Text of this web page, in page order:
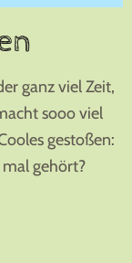
ganz viel Zeit,
sooo viel
gestoßen:
gehört?